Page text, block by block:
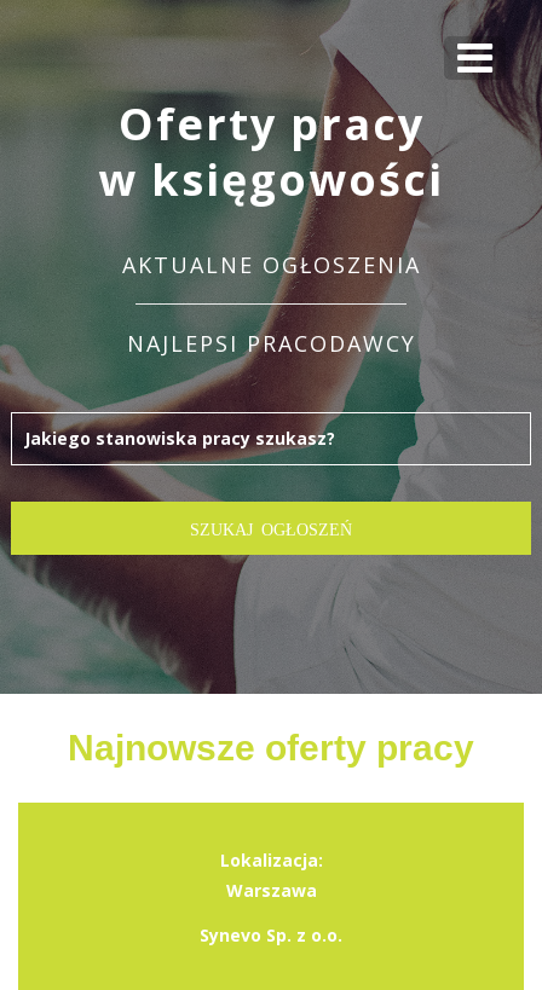
Oferty pracy
w księgowości
AKTUALNE OGŁOSZENIA
NAJLEPSI PRACODAWCY
Najnowsze oferty pracy
Lokalizacja:
Warszawa
Synevo Sp. z o.o.